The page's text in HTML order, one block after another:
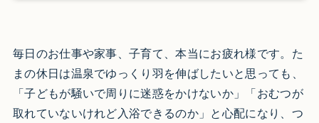
毎日のお仕事や家事、子育て、本当にお疲れ様です。た
まの休日は温泉でゆっくり羽を伸ばしたいと思っても、
「子どもが騒いで周りに迷惑をかけないか」「おむつが
取れていないけれど入浴できるのか」と心配になり、つ